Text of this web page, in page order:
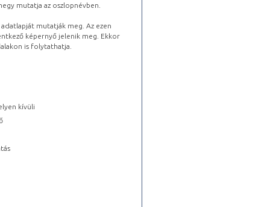
mutatja az oszlopnévben.
mutatják meg. Az ezen
képernyő jelenik meg. Ekkor
is folytathatja.
kívüli